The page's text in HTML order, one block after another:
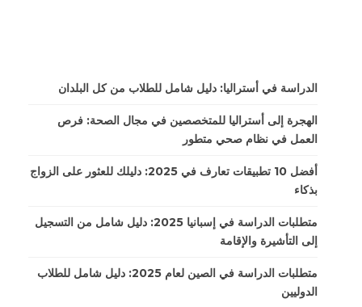
الدراسة في أستراليا: دليل شامل للطلاب من كل البلدان
الهجرة إلى أستراليا للمتخصصين في مجال الصحة: فرص
العمل في نظام صحي متطور
أفضل 10 تطبيقات تعارف في 2025: دليلك للعثور على الزواج
بذكاء
متطلبات الدراسة في إسبانيا 2025: دليل شامل من التسجيل
إلى التأشيرة والإقامة
متطلبات الدراسة في الصين لعام 2025: دليل شامل للطلاب
الدوليين